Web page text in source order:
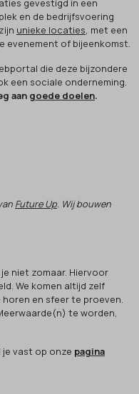
gevestigd in een
en de bedrijfsvoering
unieke locaties, met een
evenement of bijeenkomst.
die deze bijzondere
een sociale onderneming.
aan goede doelen.
Future Up. Wij bouwen
niet zomaar. Hiervoor
We komen altijd zelf
en sfeer te proeven.
te worden,
je vast op onze pagina